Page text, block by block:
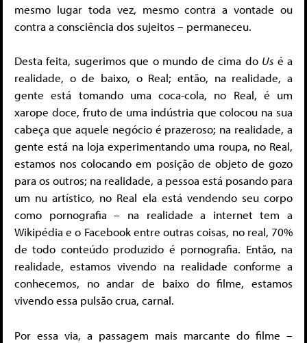
mesmo lugar toda vez, mesmo contra a vontade ou
contra a consciência dos sujeitos – permaneceu.
Desta feita, sugerimos que o mundo de cima do Us é a
realidade, o de baixo, o Real; então, na realidade, a
gente está tomando uma coca-cola, no Real, é um
xarope doce, fruto de uma indústria que colocou na sua
cabeça que aquele negócio é prazeroso; na realidade, a
gente está na loja experimentando uma roupa, no Real,
estamos nos colocando em posição de objeto de gozo
para os outros; na realidade, a pessoa está posando para
um nu artístico, no Real ela está vendendo seu corpo
como pornografia – na realidade a internet tem a
Wikipédia e o Facebook entre outras coisas, no real, 70%
de todo conteúdo produzido é pornografia. Então, na
realidade, estamos vivendo na realidade conforme a
conhecemos, no andar de baixo do filme, estamos
vivendo essa pulsão crua, carnal.
Por essa via, a passagem mais marcante do filme –